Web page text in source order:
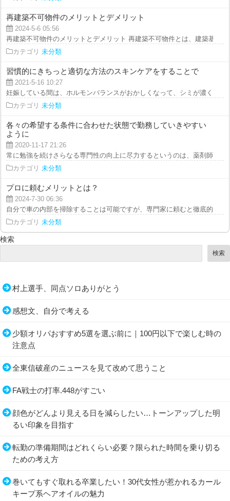
再建築不可物件のメリットとデメリット
2024-5-6 05:56
再建築不可物件のメリットとデメリット 再建築不可物件とは、建築基準
カテゴリ 未分類
習慣的にきちっと適切な方法のスキンケアをすることで
2021-5-16 10:27
妊娠している間は、ホルモンバランスがおかしくなって、シミが濃くなる
カテゴリ 未分類
各々の希望する条件に合わせた状態で勤務していきやすい
ように
2020-11-17 21:26
常に勉強を続けさらなる専門性の向上に尽力するというのは、薬剤師とし
カテゴリ 未分類
プロに頼むメリットとは？
2024-7-30 06:36
自分で車の内部を掃除することは可能ですが、専門家に頼むと徹底的に掃
カテゴリ 未分類
検索
検索
村上選手、同点ソロありがとう
感想文、自分で考える
少額オリパおすすめ5選を選ぶ前に｜100円以下で楽しむ時の
注意点
全東信破産のニュースを見て改めて思うこと
FA戦士の打率.448がすごい
顔色がどんより見える日を減らしたい…トーンアップした明
るい印象を目指す
転勤の準備期間はどれくらい必要？限られた時間を乗り切る
ための考え方
巻いてもすぐ取れる卒業したい！30代女性が惹かれるカール
キープ系ヘアオイルの魅力